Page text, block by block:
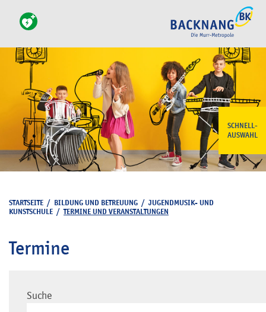
SCHNELL-
AUSWAHL
STARTSEITE / BILDUNG UND BETREUUNG /JUGENDMUSIK- UND
KUNSTSCHULE /TERMINE UND VERANSTALTUNGEN
Termine
Suche